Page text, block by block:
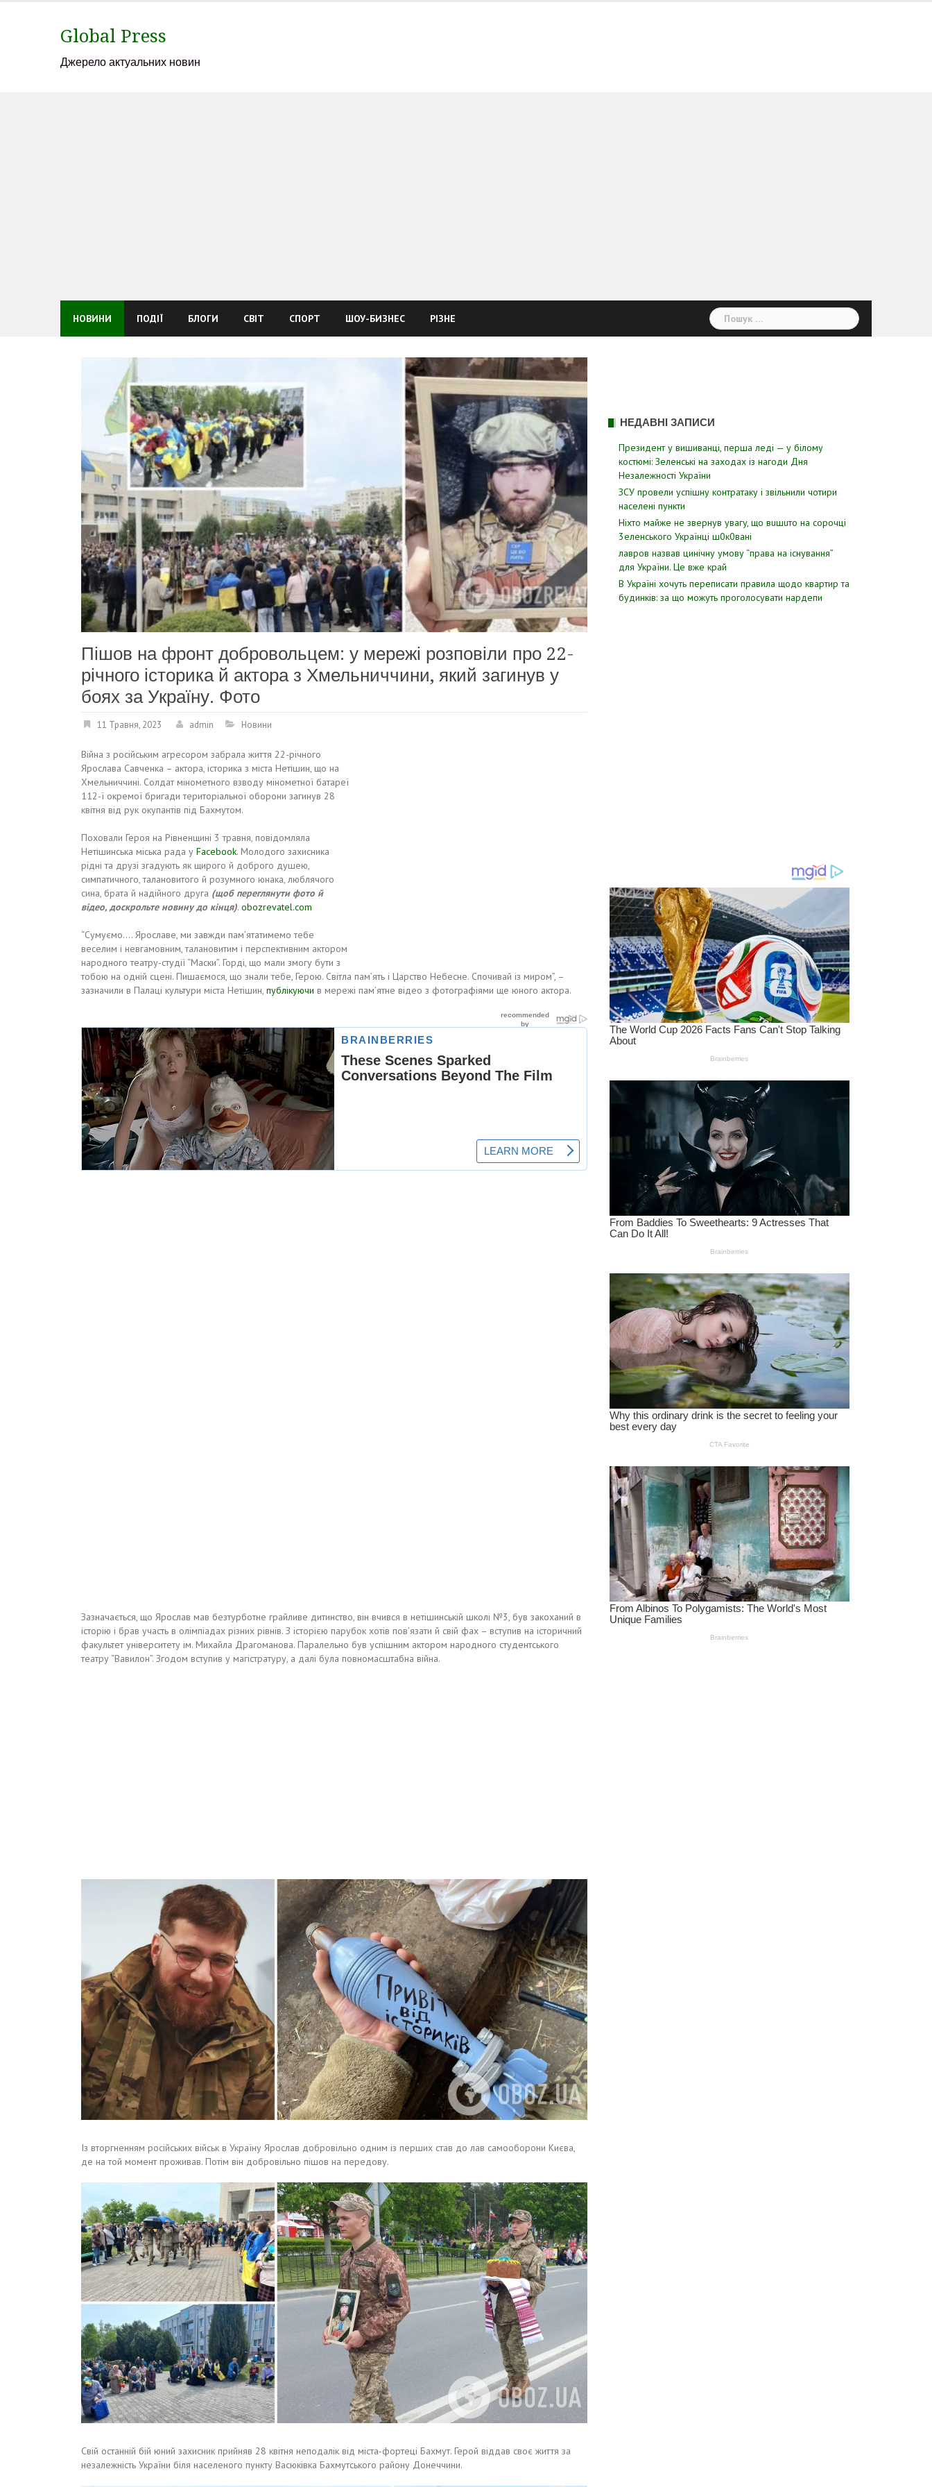
Global Press
Джерело актуальних новин
НОВИНИ ПОДІЇ БЛОГИ СВІТ СПОРТ ШОУ-БИЗНЕС РІЗНЕ Пошук:
Пішов на фронт добровольцем: у мережі розповіли про 22-
річного історика й актора з Хмельниччини, який загинув у
боях за Україну. Фото
11 Травня, 2023 admin Новини
Війна з російським агресором забрала життя 22-річного
Ярослава Савченка – актора, історика з міста Нетішин, що на
Хмельниччині. Солдат мінометного взводу мінометної батареї
112-ї окремої бригади територіальної оборони загинув 28
квітня від рук окупантів під Бахмутом.
Поховали Героя на Рівненщині 3 травня, повідомляла
Нетішинська міська рада у Facebook. Молодого захисника
рідні та друзі згадують як щирого й доброго душею,
симпатичного, талановитого й розумного юнака, люблячого
сина, брата й надійного друга (щоб переглянути фото й
відео, доскрольте новину до кінця). obozrevatel.com
“Сумуємо…. Ярославе, ми завжди пам’ятатимемо тебе
веселим і невгамовним, талановитим і перспективним актором
народного театру-студії “Маски”. Горді, що мали змогу бути з
тобою на одній сцені. Пишаємося, що знали тебе, Герою. Світла пам’ять і Царство Небесне. Спочивай із миром”, –
зазначили в Палаці культури міста Нетішин, публікуючи в мережі пам’ятне відео з фотографіями ще юного актора.
Зазначається, що Ярослав мав безтурботне грайливе дитинство, він вчився в нетішинській школі №3, був закоханий в
історію і брав участь в олімпіадах різних рівнів. З історією парубок хотів пов’язати й свій фах – вступив на історичний
факультет університету ім. Михайла Драгоманова. Паралельно був успішним актором народного студентського
театру “Вавилон”. Згодом вступив у магістратуру, а далі була повномасштабна війна.
Із вторгненням російських військ в Україну Ярослав добровільно одним із перших став до лав самооборони Києва,
де на той момент проживав. Потім він добровільно пішов на передову.
Свій останній бій юний захисник прийняв 28 квітня неподалік від міста-фортеці Бахмут. Герой віддав своє життя за
незалежність України біля населеного пункту Васюківка Бахмутського району Донеччини.
НЕДАВНІ ЗАПИСИ
Президент у вишиванці, перша леді — у білому
костюмі: Зеленські на заходах із нагоди Дня
Незалежності України
ЗСУ пpовели уcпішну контратаку і звiльнили чотири
наcелені пyнкти
Hixтo мaйжe нe звepнyв yвaгy, щo вuшuтo нa copoчцi
3eлeнcькoгo Укpaїнцi ш0к0вaнi
лавров нaзвав цинiчну умoву “пpава на іcнування”
для Укpаїни. Цe вже кpай
В Україні хочуть переписати правила щодо квартир та
будинків: за що можуть проголосувати нардепи